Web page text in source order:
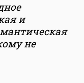
и
не